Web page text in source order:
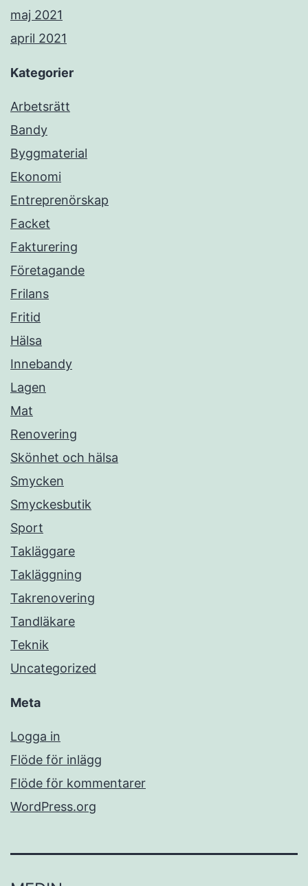
maj 2021
april 2021
Kategorier
Arbetsrätt
Bandy
Byggmaterial
Ekonomi
Entreprenörskap
Facket
Fakturering
Företagande
Frilans
Fritid
Hälsa
Innebandy
Lagen
Mat
Renovering
Skönhet och hälsa
Smycken
Smyckesbutik
Sport
Takläggare
Takläggning
Takrenovering
Tandläkare
Teknik
Uncategorized
Meta
Logga in
Flöde för inlägg
Flöde för kommentarer
WordPress.org